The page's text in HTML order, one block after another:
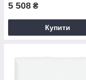
5 508 ₴
Купити